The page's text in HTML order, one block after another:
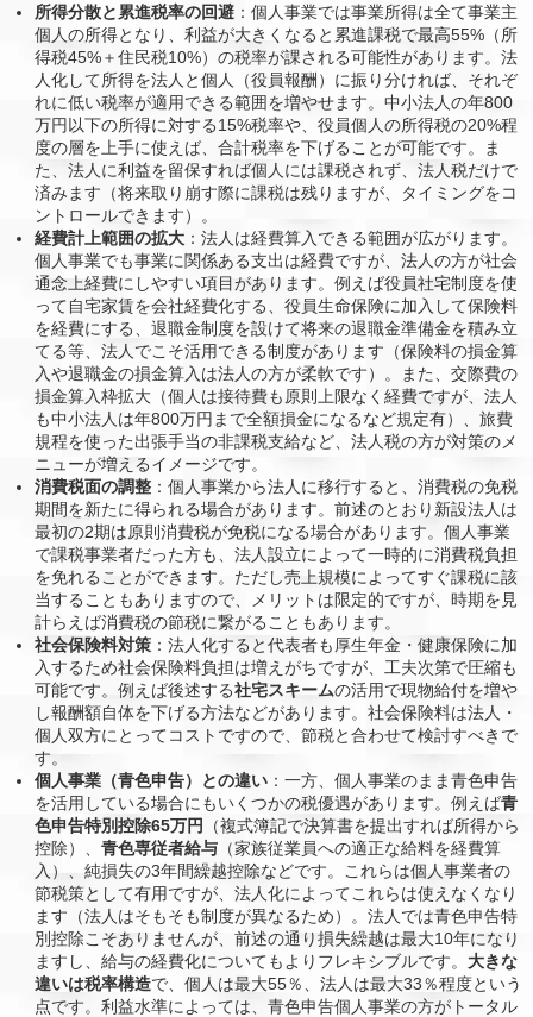
所得分散と累進税率の回避 ：個人事業では事業所得は全て事業主
個人の所得となり、利益が大きくなると累進課税で最高55%（所
得税45%＋住民税10%）の税率が課される可能性があります。法
人化して所得を法人と個人（役員報酬）に振り分ければ、それぞ
れに低い税率が適用できる範囲を増やせます。中小法人の年800
万円以下の所得に対する15%税率や、役員個人の所得税の20%程
度の層を上手に使えば、合計税率を下げることが可能です。ま
た、法人に利益を留保すれば個人には課税されず、法人税だけで
済みます（将来取り崩す際に課税は残りますが、タイミングをコ
ントロールできます）。
経費計上範囲の拡大 ：法人は経費算入できる範囲が広がります。
個人事業でも事業に関係ある支出は経費ですが、法人の方が社会
通念上経費にしやすい項目があります。例えば役員社宅制度を使
って自宅家賃を会社経費化する、役員生命保険に加入して保険料
を経費にする、退職金制度を設けて将来の退職金準備金を積み立
てる等、法人でこそ活用できる制度があります（保険料の損金算
入や退職金の損金算入は法人の方が柔軟です）。また、交際費の
損金算入枠拡大（個人は接待費も原則上限なく経費ですが、法人
も中小法人は年800万円まで全額損金になるなど規定有）、旅費
規程を使った出張手当の非課税支給など、法人税の方が対策のメ
ニューが増えるイメージです。
消費税面の調整 ：個人事業から法人に移行すると、消費税の免税
期間を新たに得られる場合があります。前述のとおり新設法人は
最初の2期は原則消費税が免税になる場合があります。個人事業
で課税事業者だった方も、法人設立によって一時的に消費税負担
を免れることができます。ただし売上規模によってすぐ課税に該
当することもありますので、メリットは限定的ですが、時期を見
計らえば消費税の節税に繋がることもあります。
社会保険料対策 ：法人化すると代表者も厚生年金・健康保険に加
入するため社会保険料負担は増えがちですが、工夫次第で圧縮も
可能です。例えば後述する社宅スキームの活用で現物給付を増や
し報酬額自体を下げる方法などがあります。社会保険料は法人・
個人双方にとってコストですので、節税と合わせて検討すべきで
す。
個人事業（青色申告）との違い ：一方、個人事業のまま青色申告
を活用している場合にもいくつかの税優遇があります。例えば青
色申告特別控除65万円
（複式簿記で決算書を提出すれば所得から
控除）、青色専従者給与 （家族従業員への適正な給料を経費算
入）、純損失の3年間繰越控除などです。これらは個人事業者の
節税策として有用ですが、法人化によってこれらは使えなくなり
ます（法人はそもそも制度が異なるため）。法人では青色申告特
別控除こそありませんが、前述の通り損失繰越は最大10年になり
ますし、給与の経費化についてもよりフレキシブルです。 大きな
違いは税率構造で、個人は最大55％、法人は最大33％程度という
点です。利益水準によっては、青色申告個人事業の方がトータル